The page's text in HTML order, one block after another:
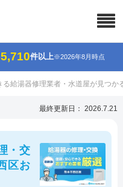
件以上※2026年8月時点
る給湯器修理業者・水道屋が見つか
最終更新日： 2026.7.21
・交
区お